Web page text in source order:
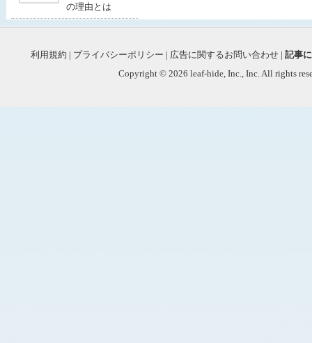
の理由とは
利用規約 | プライバシーポリシー | 広告に関するお問い合わせ | 記事
Copyright © 2026 leaf-hide, Inc., Inc. All rights